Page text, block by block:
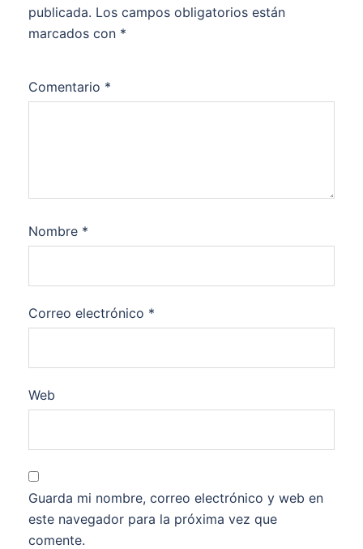
publicada. Los campos obligatorios están
marcados con *
Comentario *
Nombre *
Correo electrónico *
Web
Guarda mi nombre, correo electrónico y web en
este navegador para la próxima vez que
comente.